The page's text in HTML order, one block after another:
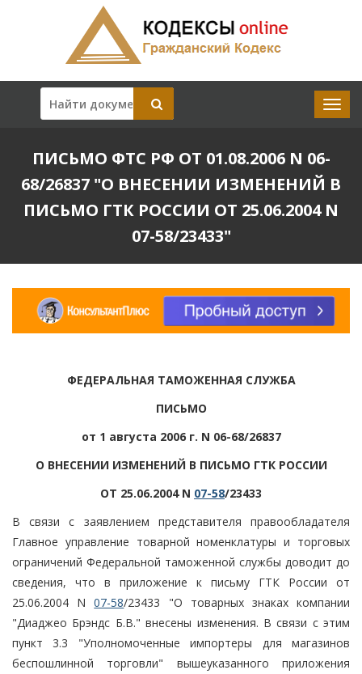
ПИСЬМО ФТС РФ ОТ 01.08.2006 N 06-
68/26837 "О ВНЕСЕНИИ ИЗМЕНЕНИЙ В
ПИСЬМО ГТК РОССИИ ОТ 25.06.2004 N
07-58/23433"
ФЕДЕРАЛЬНАЯ ТАМОЖЕННАЯ СЛУЖБА
ПИСЬМО
от 1 августа 2006 г. N 06-68/26837
О ВНЕСЕНИИ ИЗМЕНЕНИЙ В ПИСЬМО ГТК РОССИИ
ОТ 25.06.2004 N 07-58/23433
В связи с заявлением представителя правообладателя
Главное управление товарной номенклатуры и торговых
ограничений Федеральной таможенной службы доводит до
сведения, что в приложение к письму ГТК России от
25.06.2004 N07-58/23433 "О товарных знаках компании
"Диаджео Брэндс Б.В." внесены изменения. В связи с этим
пункт 3.3 "Уполномоченные импортеры для магазинов
беспошлинной торговли" вышеуказанного приложения